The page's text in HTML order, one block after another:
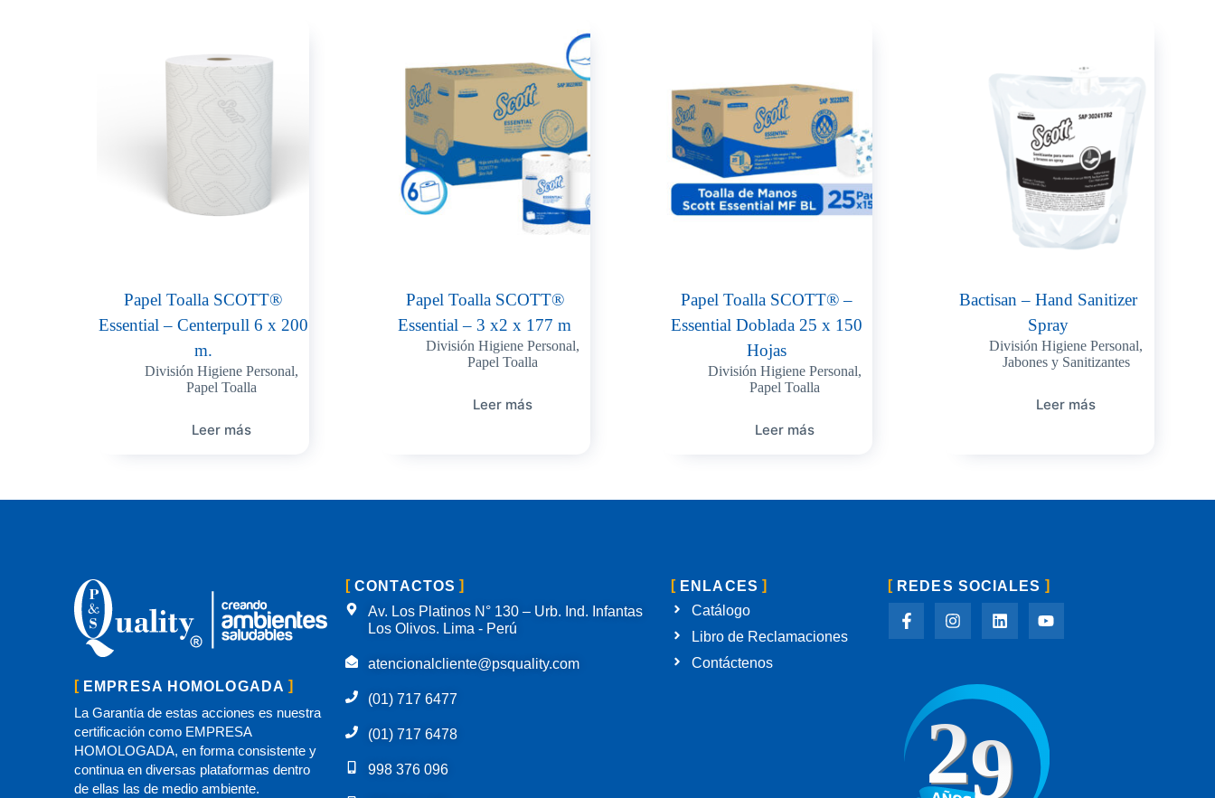
Papel Toalla SCOTT®
Essential – Centerpull 6 x 200
m.
División Higiene Personal,
Papel Toalla
Leer más
Papel Toalla SCOTT®
Essential – 3 x2 x 177 m
División Higiene Personal,
Papel Toalla
Leer más
Papel Toalla SCOTT® –
Essential Doblada 25 x 150
Hojas
División Higiene Personal,
Papel Toalla
Leer más
Bactisan – Hand Sanitizer
Spray
División Higiene Personal,
Jabones y Sanitizantes
Leer más
EMPRESA HOMOLOGADA
La Garantía de estas acciones es nuestra
certificación como EMPRESA
HOMOLOGADA, en forma consistente y
continua en diversas plataformas dentro
de ellas las de medio ambiente.
CONTACTOS
Av. Los Platinos N° 130 – Urb. Ind. Infantas
Los Olivos. Lima - Perú
atencionalcliente@psquality.com
(01) 717 6477
(01) 717 6478
998 376 096
ENLACES
Catálogo
Libro de Reclamaciones
Contáctenos
REDES SOCIALES